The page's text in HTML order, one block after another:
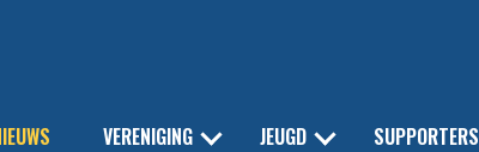
VERENIGING JEUGD SUPPORTERS